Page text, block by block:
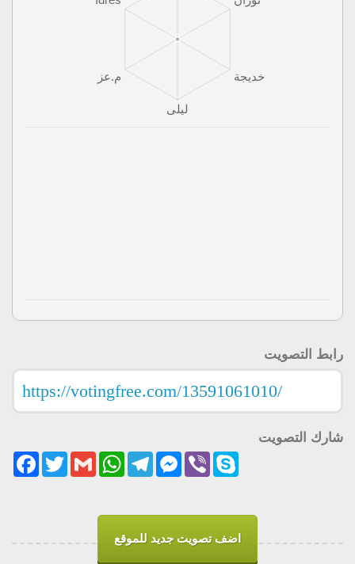
رابط التصويت
شارك التصويت
TwitterGmail
WhatsAppTelegram
Messenger ViberSkype
اضف تصويت جديد للموقع